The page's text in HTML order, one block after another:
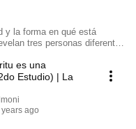
y la forma en qué está
tres personas diferentes,
por el bienestar humano.
esto es así, que la Deidad
pero, que tienen un
conforma la Deidad con sus
es una
Estudio) | La
years ago